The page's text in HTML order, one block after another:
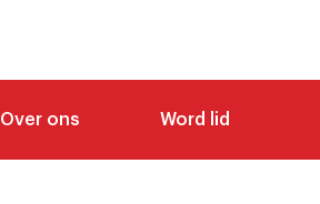
Over ons Word lid